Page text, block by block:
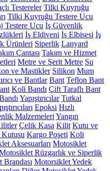
Testereler Tilki Kuyruğu
Tilki Kuyruğu Testere Ucu
Testere Ucu İş Güvenlik
İş Eldiveni İş Elbisesi İş
Ürünleri Siperlik Lanyard
Çantası Takım ve Hizmet
Metre ve Şerit Metre Su
ve Mastikler Silikon Mum
ve Bantlar Bant Teflon Bant
Koli Bandı Çift Taraflı Bant
Yapıştırıcılar Tutkal
Epoksi Hızlı
Malzemeleri Yangın
Çelik Kasa Kilit Kutu ve
Kargo Poşeti Koli
Aksesuarları Motosiklet
Rüzgarlık ve Siperlik
Motorsiklet Yedek